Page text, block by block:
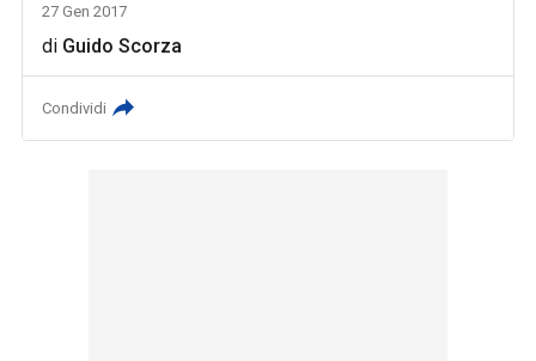
27 Gen 2017
di Guido Scorza
Condividi